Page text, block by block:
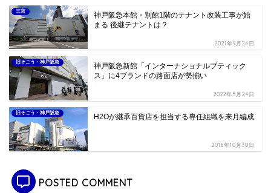
三宮
神戸阪急本館・別館1階のテナント改装工事が始
まる 後継テナントは？
2021年9月24日
旧そごう・神戸阪急
神戸阪急新館「インターナショナルブティック
ス」に4ブランドの路面店が勢揃い
2022年5月24日
旧そごう・神戸阪急 H2Oが継承百貨店を担当する専任組織を来月編成
2016年10月30日
POSTED COMMENT